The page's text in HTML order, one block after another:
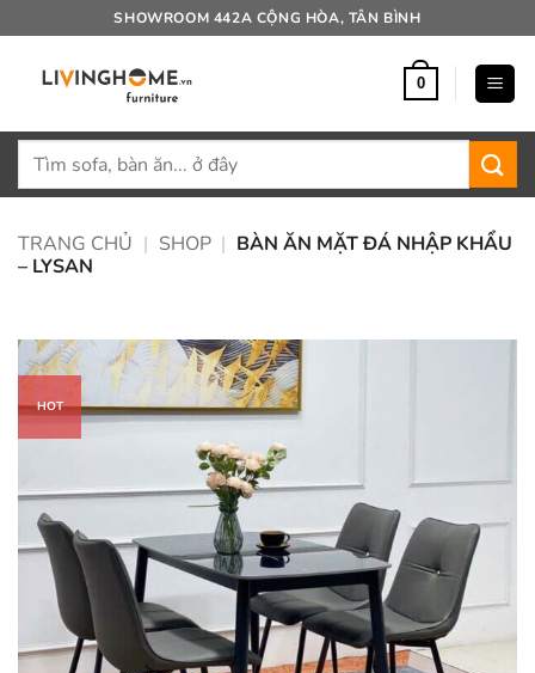
qua
SHOWROOM 442A CỘNG HÒA, TÂN BÌNH
0
Tìm
TRANG CHỦ | SHOP | BÀN ĂN MẶT ĐÁ NHẬP KHẨU
– LYSAN
HOT